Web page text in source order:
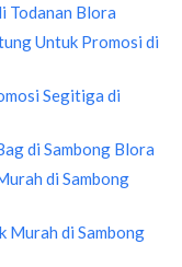
Todanan Blora
Untuk Promosi di
Segitiga di
di Sambong Blora
di Sambong
Murah di Sambong